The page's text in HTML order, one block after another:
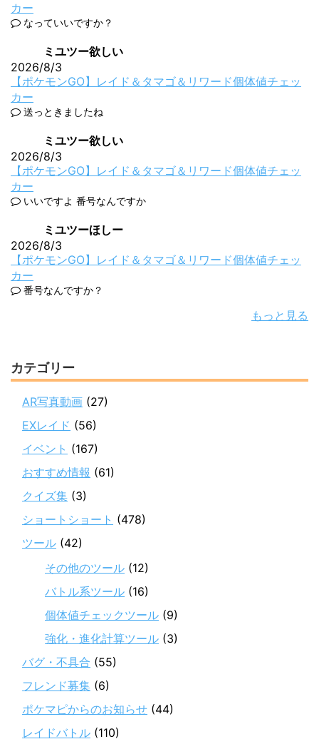
カー
なっていいですか？
ミユツー欲しい
2026/8/3
【ポケモンGO】レイド＆タマゴ＆リワード個体値チェッ
カー
送っときましたね
ミユツー欲しい
2026/8/3
【ポケモンGO】レイド＆タマゴ＆リワード個体値チェッ
カー
いいですよ 番号なんですか
ミユツーほしー
2026/8/3
【ポケモンGO】レイド＆タマゴ＆リワード個体値チェッ
カー
番号なんですか？
もっと見る
カテゴリー
AR写真動画 (27)
EXレイド (56)
イベント (167)
おすすめ情報 (61)
クイズ集 (3)
ショートショート (478)
ツール (42)
その他のツール (12)
バトル系ツール (16)
個体値チェックツール (9)
強化・進化計算ツール (3)
バグ・不具合 (55)
フレンド募集 (6)
ポケマピからのお知らせ (44)
レイドバトル (110)